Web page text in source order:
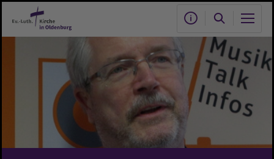
Zum Hauptinhalt springen